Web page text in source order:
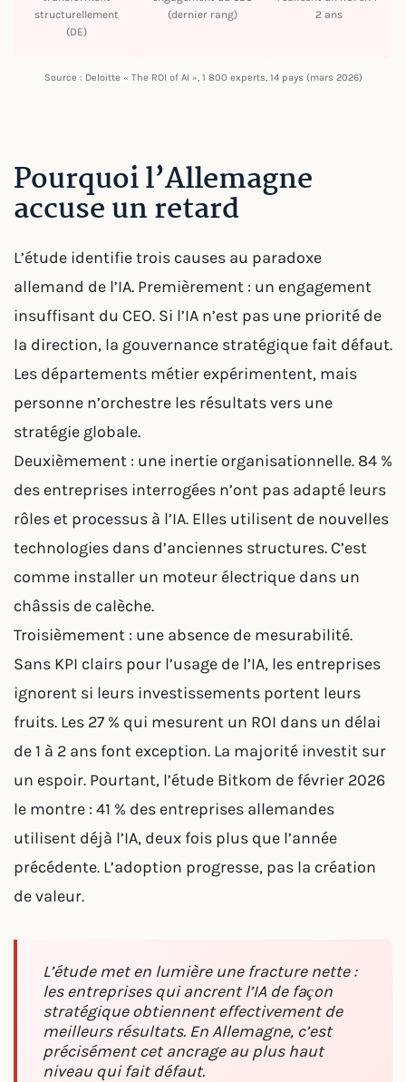
structurellement
(DE)
(dernier rang)
2 ans
Source : Deloitte « The ROI of AI », 1 800 experts, 14 pays (mars 2026)
Pourquoi l’Allemagne
accuse un retard
L’étude identifie trois causes au paradoxe
allemand de l’IA. Premièrement : un engagement
insuffisant du CEO. Si l’IA n’est pas une priorité de
la direction, la gouvernance stratégique fait défaut.
Les départements métier expérimentent, mais
personne n’orchestre les résultats vers une
stratégie globale.
Deuxièmement : une inertie organisationnelle. 84 %
des entreprises interrogées n’ont pas adapté leurs
rôles et processus à l’IA. Elles utilisent de nouvelles
technologies dans d’anciennes structures. C’est
comme installer un moteur électrique dans un
châssis de calèche.
Troisièmement : une absence de mesurabilité.
Sans KPI clairs pour l’usage de l’IA, les entreprises
ignorent si leurs investissements portent leurs
fruits. Les 27 % qui mesurent un ROI dans un délai
de 1 à 2 ans font exception. La majorité investit sur
un espoir. Pourtant, l’étude Bitkom de février 2026
le montre : 41 % des entreprises allemandes
utilisent déjà l’IA, deux fois plus que l’année
précédente. L’adoption progresse, pas la création
de valeur.
L’étude met en lumière une fracture nette :
les entreprises qui ancrent l’IA de façon
stratégique obtiennent effectivement de
meilleurs résultats. En Allemagne, c’est
précisément cet ancrage au plus haut
niveau qui fait défaut.